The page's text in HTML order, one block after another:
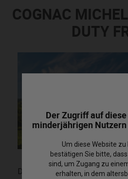
Der Zugriff auf
minderjährigen
Um diese Website
bestätigen Sie bitte,
sind, um Zugang zu
erhalten, in dem
COGNAC
DUTY
Der Kauf vonCognac Grande